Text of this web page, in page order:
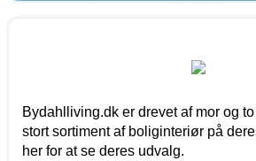
Bydahlliving.dk er drevet af mor og
stort sortiment af boliginteriør på
her for at se deres udvalg.